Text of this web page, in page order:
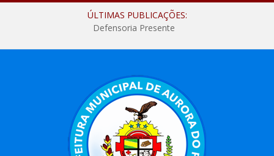
ÚLTIMAS PUBLICAÇÕES:
Defensoria Presente